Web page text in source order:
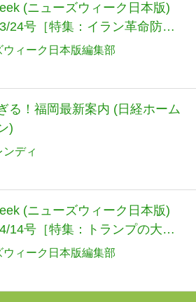
(ニューズウィーク日本版)
24号［特集：イラン革命防衛
ウィーク日本版編集部
る！福岡最新案内 (日経ホーム
)
ンディ
(ニューズウィーク日本版)
14号［特集：トランプの大誤
ウィーク日本版編集部